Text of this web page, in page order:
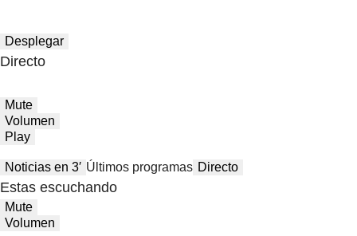
Desplegar
Directo
Mute
Volumen
Play
Noticias en 3′ Últimos programas Directo
Estas escuchando
Mute
Volumen